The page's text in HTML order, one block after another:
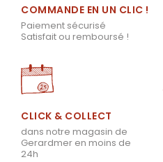
COMMANDE EN UN CLIC !
Paiement sécurisé
Satisfait ou remboursé !
CLICK & COLLECT
dans notre magasin de
Gerardmer en moins de
24h